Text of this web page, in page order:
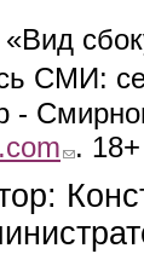
СМИ:
-
(link sends e-
. 18+